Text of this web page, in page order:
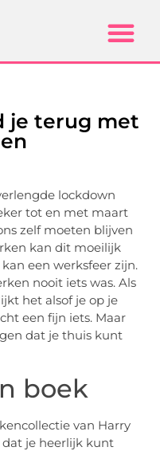
je terug met
lockdown
tot en met maart
zelf moeten blijven
kan dit moeilijk
een werksfeer zijn.
nooit iets was. Als
het alsof je op je
een fijn iets. Maar
dat je thuis kunt
boek
van Harry
dat je heerlijk kunt